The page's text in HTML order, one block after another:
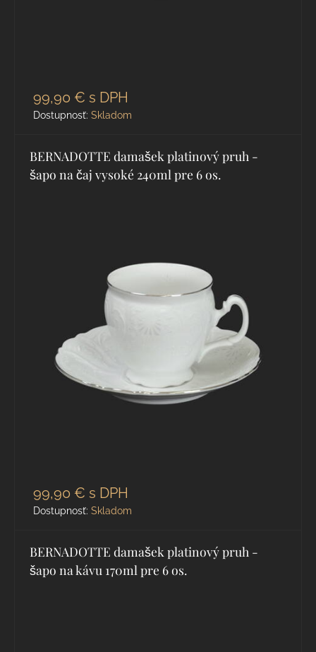
99,90 € s DPH
Dostupnosť: Skladom
BERNADOTTE damašek platinový pruh -
šapo na čaj vysoké 240ml pre 6 os.
99,90 € s DPH
Dostupnosť: Skladom
BERNADOTTE damašek platinový pruh -
šapo na kávu 170ml pre 6 os.